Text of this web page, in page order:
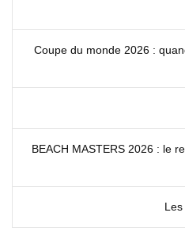
Coupe du monde 2026 :
BEACH MASTERS 2026 : le